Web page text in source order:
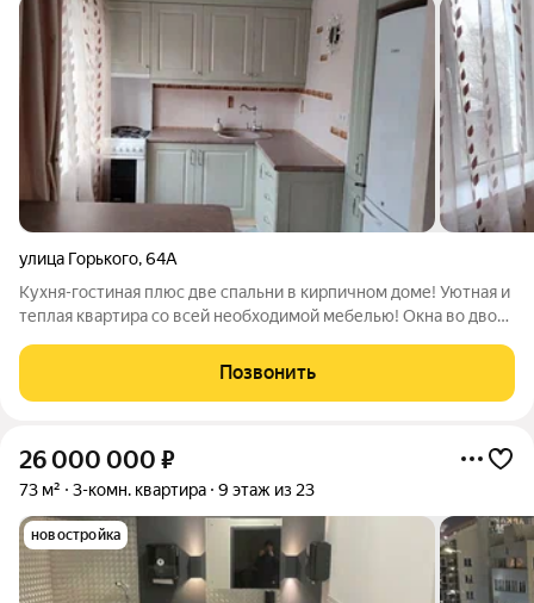
улица Горького,64А
Кухня-гостиная плюс две спальни в кирпичном доме! Уютная и
теплая квартира со всей необходимой мебелью! Окна во двор-
эл.проводка, заменены радиаторы отопления; Заменены окна,
межкомнатные двери
Позвонить
26 000 000 ₽
73 м² 3-комн. квартира 9 этаж из 23
новостройка